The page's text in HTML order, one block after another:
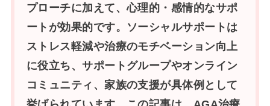
プローチに加えて、心理的・感情的なサポ
ートが効果的です。ソーシャルサポートは
ストレス軽減や治療のモチベーション向上
に役立ち、サポートグループやオンライン
コミュニティ、家族の支援が具体例として